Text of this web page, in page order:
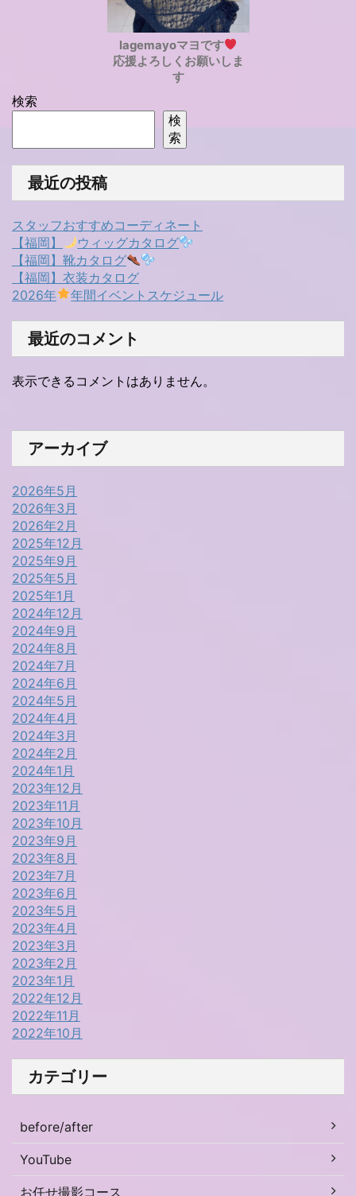
lagemayoマヨです
応援よろしくお願いしま
す
検索
検
索
最近の投稿
スタッフおすすめコーディネート
【福岡】
ウィッグカタログ
【福岡】靴カタログ
【福岡】衣装カタログ
2026年
年間イベントスケジュール
最近のコメント
表示できるコメントはありません。
アーカイブ
2026年5月
2026年3月
2026年2月
2025年12月
2025年9月
2025年5月
2025年1月
2024年12月
2024年9月
2024年8月
2024年7月
2024年6月
2024年5月
2024年4月
2024年3月
2024年2月
2024年1月
2023年12月
2023年11月
2023年10月
2023年9月
2023年8月
2023年7月
2023年6月
2023年5月
2023年4月
2023年3月
2023年2月
2023年1月
2022年12月
2022年11月
2022年10月
カテゴリー
before/after
YouTube
お任せ撮影コース